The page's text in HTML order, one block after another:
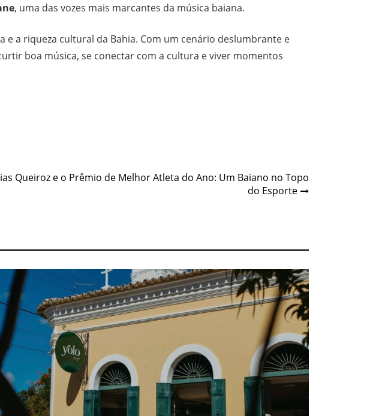
, uma das vozes mais marcantes da música baiana.
a riqueza cultural da Bahia. Com um cenário deslumbrante e
boa música, se conectar com a cultura e viver momentos
Queiroz e o Prêmio de Melhor Atleta do Ano: Um Baiano no Topo
do Esporte